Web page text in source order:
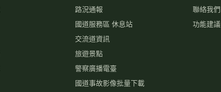
路況通報
國道服務區 休息站
交流道資訊
旅遊景點
警察廣播電臺
國道事故影像批量下載
聯絡我們
功能建議